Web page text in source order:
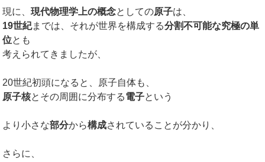
現に、現代物理学上の概念としての原子は、
19世紀までは、それが世界を構成する分割不可能な究極の単
位とも
考えられてきましたが、
20世紀初頭になると、原子自体も、
原子核とその周囲に分布する電子という
より小さな部分から構成されていることが分かり、
さらに、